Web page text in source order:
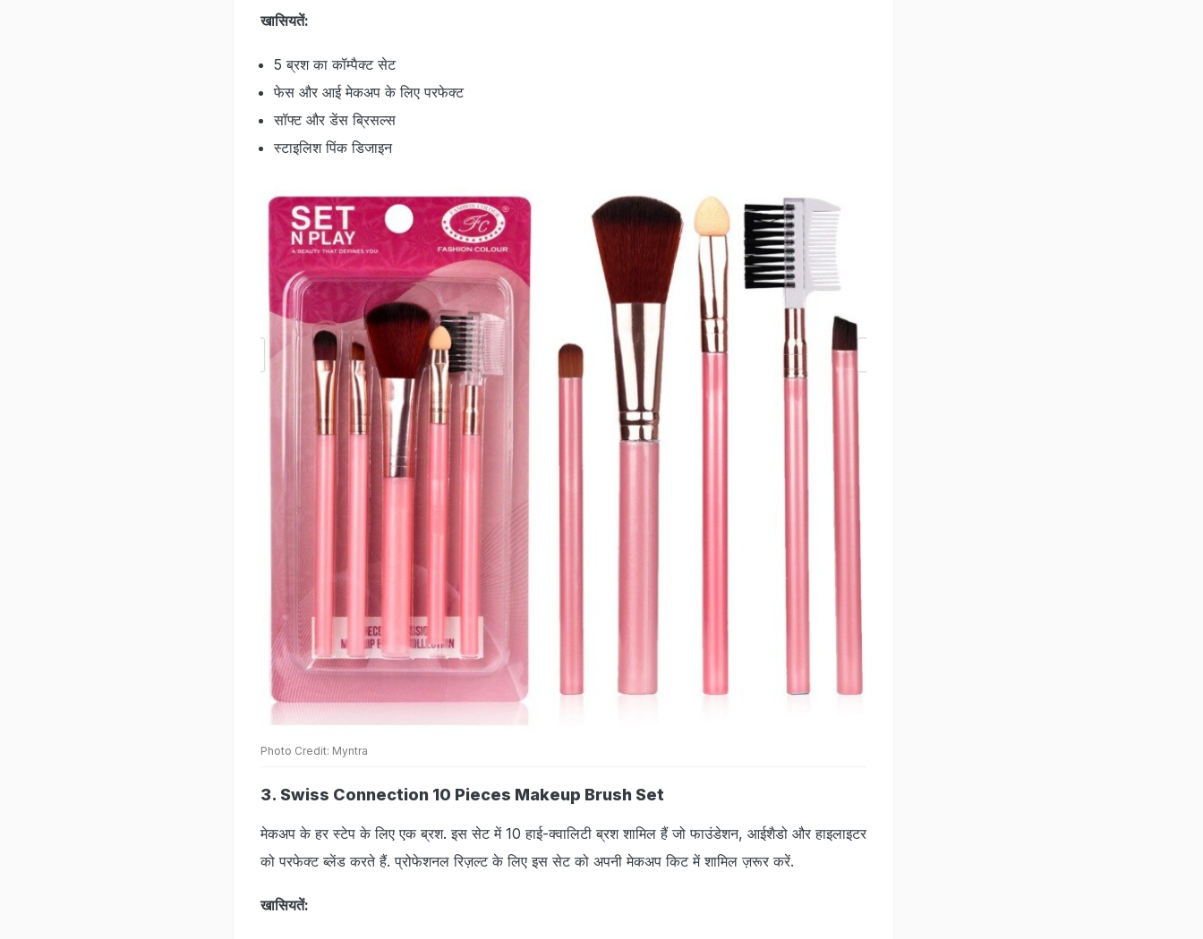
खासियतें:
5 ब्रश का कॉम्पैक्ट सेट
फेस और आई मेकअप के लिए परफेक्ट
सॉफ्ट और डेंस ब्रिसल्स
स्टाइलिश पिंक डिजाइन
Photo Credit: Myntra
3. Swiss Connection 10 Pieces Makeup Brush Set
मेकअप के हर स्टेप के लिए एक ब्रश. इस सेट में 10 हाई-क्वालिटी ब्रश शामिल हैं जो फाउंडेशन, आईशैडो और हाइलाइटर
को परफेक्ट ब्लेंड करते हैं. प्रोफेशनल रिज़ल्ट के लिए इस सेट को अपनी मेकअप किट में शामिल ज़रूर करें.
खासियतें: